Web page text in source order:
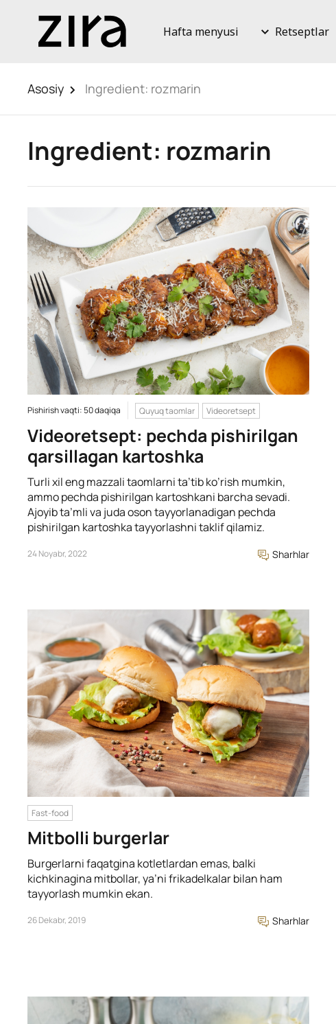
Hafta menyusi Retseptlar
Asosiy Ingredient: rozmarin
Ingredient: rozmarin
Pishirish vaqti: 50 daqiqa Quyuq taomlar Videoretsept
Videoretsept: pechda pishirilgan
qarsillagan kartoshka
Turli xil eng mazzali taomlarni ta’tib ko’rish mumkin,
ammo pechda pishirilgan kartoshkani barcha sevadi.
Ajoyib ta’mli va juda oson tayyorlanadigan pechda
pishirilgan kartoshka tayyorlashni taklif qilamiz.
24 Noyabr, 2022 Sharhlar
Fast-food
Mitbolli burgerlar
Burgerlarni faqatgina kotletlardan emas, balki
kichkinagina mitbollar, ya’ni frikadelkalar bilan ham
tayyorlash mumkin ekan.
26 Dekabr, 2019 Sharhlar